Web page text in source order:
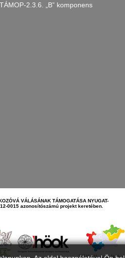
TÁMOP-2.3.6. „B” komponens
VÁLÁSÁNAK TÁMOGATÁSA NYUGAT-
0015 azonosítószámú projekt keretében.